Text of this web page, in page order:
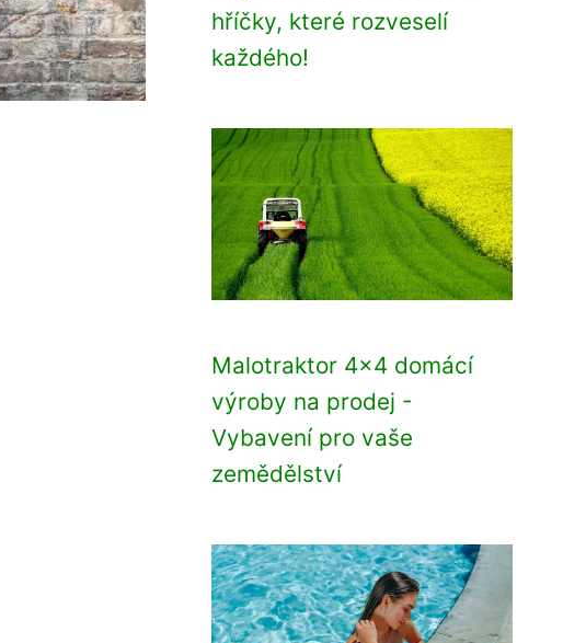
hříčky, které rozveselí
každého!
Malotraktor 4x4 domácí
výroby na prodej -
Vybavení pro vaše
zemědělství